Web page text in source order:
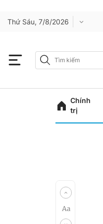
Thứ Sáu, 7/8/2026
Chính
trị